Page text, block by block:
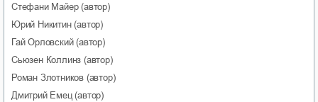
Стефани Майер(автор)
Юрий Никитин(автор)
Гай Орловский(автор)
Сьюзен Коллинз (автор)
Роман Злотников (автор)
Дмитрий Емец(автор)